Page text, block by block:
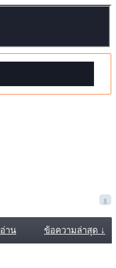
x
อ่าน ข้อความล่าสุด ↓